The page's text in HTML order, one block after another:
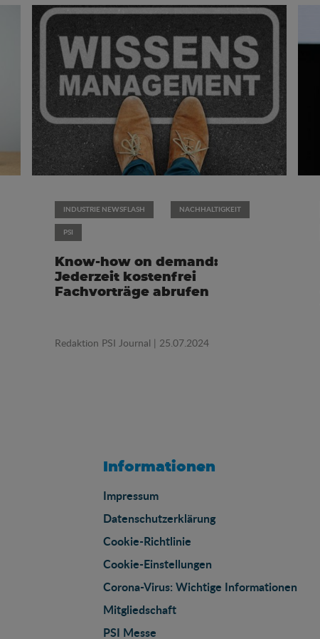
INDUSTRIE NEWSFLASH NACHHALTIGKEIT
PSI
Know-how on demand:
Jederzeit kostenfrei
Fachvorträge abrufen
Redaktion PSI Journal | 25.07.2024
Informationen
Impressum
Datenschutzerklärung
Cookie-Richtlinie
Cookie-Einstellungen
Corona-Virus: Wichtige Informationen
Mitgliedschaft
PSI Messe